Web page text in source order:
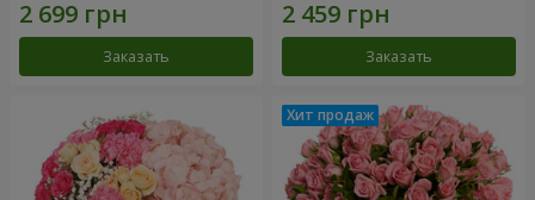
Заказать Заказать